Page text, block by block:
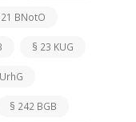
BNotO
§ 23 KUG
§ 242 BGB